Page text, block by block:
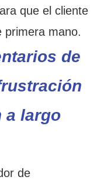
que el cliente
primera mano.
de
a largo
de